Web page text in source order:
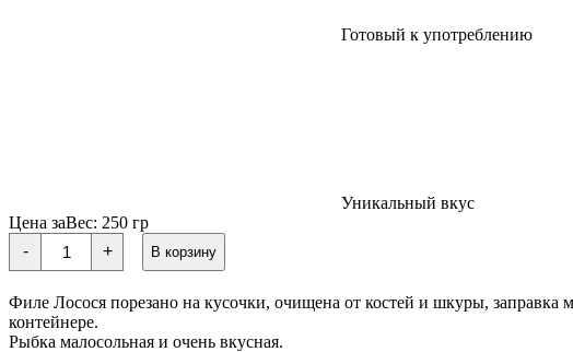
Готовый к употреблению
Уникальный вкус
Цена заВес: 250 гр
-
Количество
товара
САГУДАЙ
ЧАВЫЧА
слабой
соли
+ В корзину
Филе Лосося порезано на кусочки, очищена от костей и шкуры,
контейнере.
Рыбка малосольная и очень вкусная.